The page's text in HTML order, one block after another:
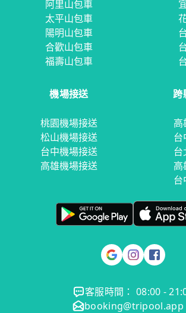
阿里山包車
太平山包車
陽明山包車
合歡山包車
福壽山包車
機場接送
桃園機場接送
松山機場接送
台中機場接送
高雄機場接送
跨
高
台
台
高
台
客服時間： 08:00 -
booking@tripool.app